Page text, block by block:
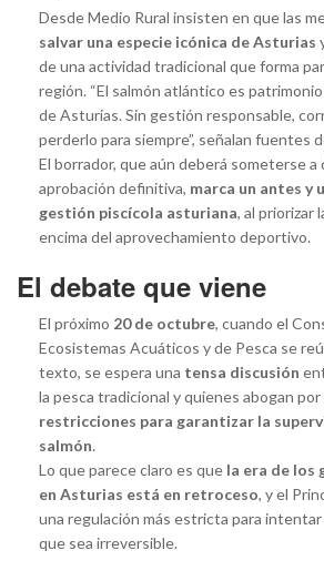
Desde Medio Rural insisten en que las
salvar una especie icónica de Asturias
de una actividad tradicional que forma
región. “El salmón atlántico es
de Asturias. Sin gestión responsable,
perderlo para siempre”, señalan fuentes
El borrador, que aún deberá someterse a
aprobación definitiva, marca un antes y
gestión piscícola asturiana, al priorizar
encima del aprovechamiento deportivo.
El debate que viene
El próximo 20 de octubre, cuando el
Ecosistemas Acuáticos y de Pesca se
texto, se espera una tensa discusión
la pesca tradicional y quienes abogan por
restricciones para garantizar la
salmón.
Lo que parece claro es que la era de los
en Asturias está en retroceso, y el
una regulación más estricta para
que sea irreversible.